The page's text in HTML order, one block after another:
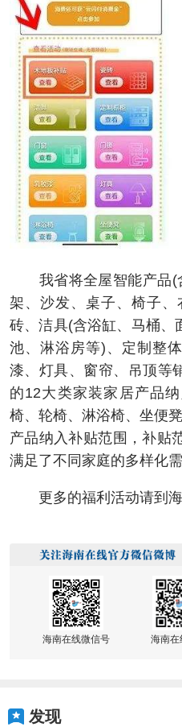
我省将全屋智能产品(
架、沙发、桌子、椅子
砖、洁具(含浴缸、马桶、
池、淋浴房等)、定制整
漆、灯具、窗帘、吊顶等
的12大类家装家居产品
椅、轮椅、淋浴椅、坐便
产品纳入补贴范围，补贴
满足了不同家庭的多样化需
更多的福利活动请到海
海南在线微信号 海南在
发现